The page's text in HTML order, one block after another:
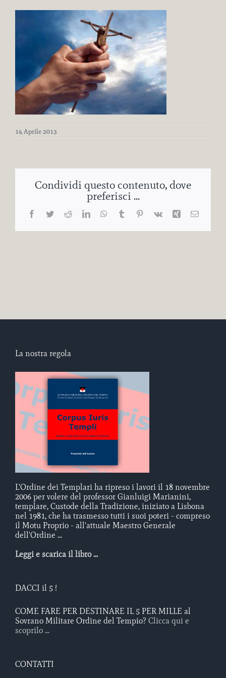
14 Aprile 2013
Condividi questo contenuto, dove
preferisci ...
Facebook
TwitterRedditLinkedInWhatsApp
TumblrPinterest
Vk Xing Email
La nostra regola
L'Ordine dei Templari ha ripreso i lavori il 18 novembre
2006 per volere del professor Gianluigi Marianini,
templare, Custode della Tradizione, iniziato a Lisbona
nel 1981, che ha trasmesso tutti i suoi poteri - compreso
il Motu Proprio - all'attuale Maestro Generale
dell'Ordine ...
Leggi e scarica il libro ...
DACCI il 5 !
COME FARE PER DESTINARE IL 5 PER MILLE al
Sovrano Militare Ordine del Tempio? Clicca qui e
scoprilo ...
CONTATTI